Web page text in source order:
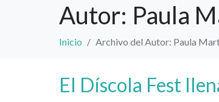
Autor: Paula
Inicio Archivo del Autor: Paula
El Díscola Fest